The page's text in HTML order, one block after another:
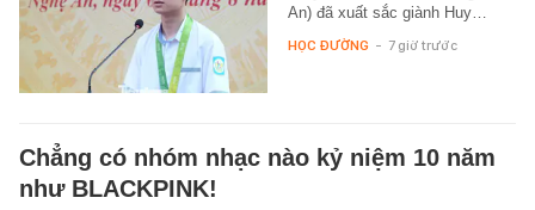
An) đã xuất sắc giành Huy…
HỌC ĐƯỜNG - 7 giờ trước
Chẳng có nhóm nhạc nào kỷ niệm 10 năm
như BLACKPINK!